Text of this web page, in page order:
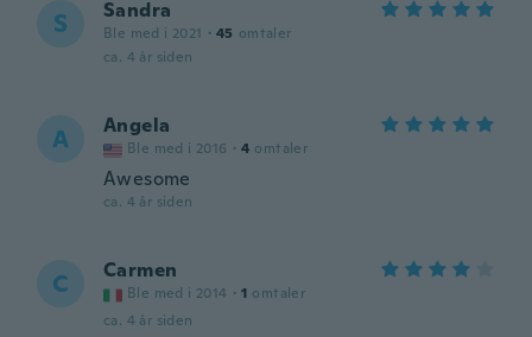
S Sandra
Ble med i 2021 · 45 omtaler
ca. 4 år siden
A Angela
Ble med i 2016 · 4 omtaler
Awesome
ca. 4 år siden
C Carmen
Ble med i 2014 · 1 omtaler
ca. 4 år siden